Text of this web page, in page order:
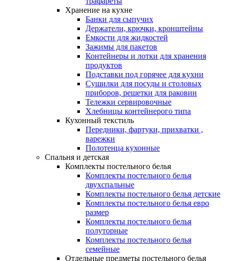
Хранение на кухне
Банки для сыпучих
Держатели, крючки, кронштейны
Емкости для жидкостей
Зажимы для пакетов
Контейнеры и лотки для хранения
продуктов
Подставки под горячее для кухни
Сушилки для посуды и столовых
приборов, решетки для раковин
Тележки сервировочные
Хлебницы контейнерого типа
Кухонный текстиль
Передники, фартуки, прихватки ,
варежки
Полотенца кухонные
Спальня и детская
Комплекты постельного белья
Комплекты постельного белья
двухспальные
Комплекты постельного белья детские
Комплекты постельного белья евро
размер
Комплекты постельного белья
полуторные
Комплекты постельного белья
семейные
Отдельные предметы постельного белья